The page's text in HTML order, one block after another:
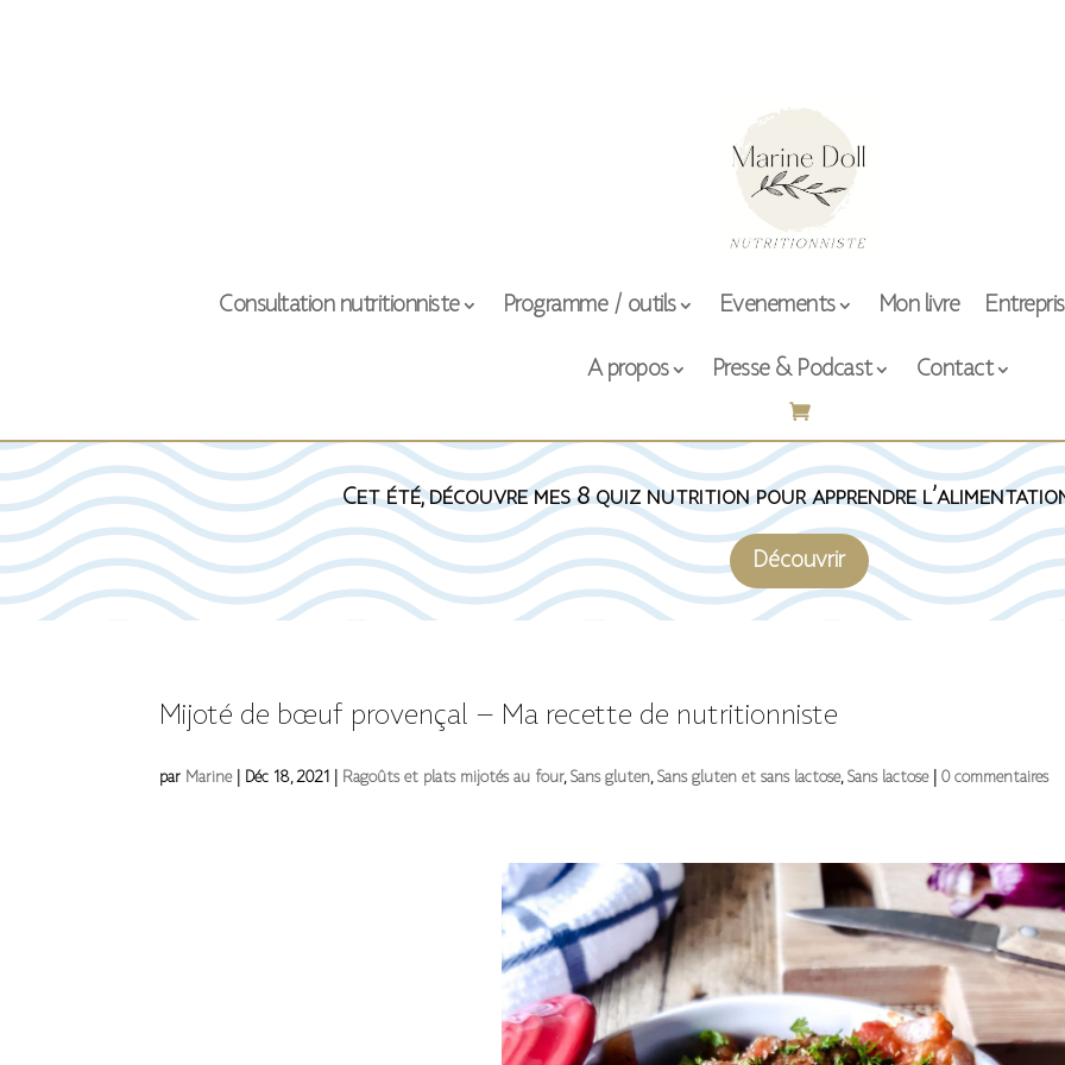
Consultation nutritionniste Programme / outils Evenements Mon livre
A propos Presse & Podcast Contact
Cet été, découvre mes 8 quiz nutrition pour apprendre
Découvrir
Mijoté de bœuf provençal – Ma recette de nutritionniste
par Marine| Déc 18, 2021 Ragoûts et plats mijotés au four, Sans gluten, Sans gluten et sans lactose, Sans lactose|0 commentaires